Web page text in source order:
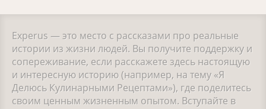
Experus — это место с рассказами про реальные
истории из жизни людей. Вы получите поддержку и
сопереживание, если расскажете здесь настоящую
и интересную историю (например, на тему «Я
Делюсь Кулинарными Рецептами»), где поделитесь
своим ценным жизненным опытом. Вступайте в